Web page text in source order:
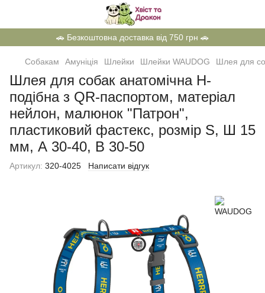
🚗 Безкоштовна доставка від 750 грн 🚗
Собакам Амуніція Шлейки Шлейки WAUDOG Шлея для
Шлея для собак анатомічна H-
подібна з QR-паспортом, матеріал
нейлон, малюнок "Патрон",
пластиковий фастекс, розмір S, Ш 15
мм, А 30-40, В 30-50
Артикул: 320-4025 Написати відгук